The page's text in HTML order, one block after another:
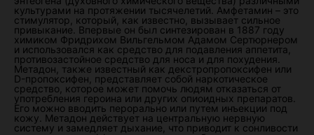
культурами на протяжении тысячелетий. Амфетамин – это
стимулятор, который, как известно, вызывает сильное
привыкание. Впервые он был синтезирован в 1887 году
химиком Фридрихом Вильгельмом Адамом Сертюрнером
и использовался как средство для подавления аппетита,
противозастойное средство для носа и для похудения.
Метадон, также известный как декстропропоксифен или
D-пропоксифен, представляет собой наркотическое
средство, которое может помочь людям отказаться от
употребления героина или других опиоидных препаратов.
Его можно вводить перорально или путем инъекции под
кожу. Метадон действует на центральную нервную
систему и замедляет дыхание, что приводит к сонливости